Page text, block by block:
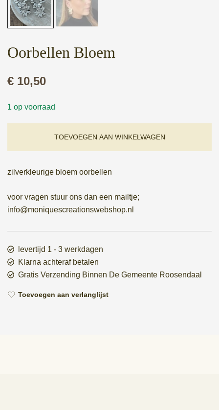
Oorbellen Bloem
€ 10,50
1 op voorraad
TOEVOEGEN AAN WINKELWAGEN
zilverkleurige bloem oorbellen
voor vragen stuur ons dan een mailtje;
info@moniquescreationswebshop.nl
levertijd 1 - 3 werkdagen
Klarna achteraf betalen
Gratis Verzending Binnen De Gemeente Roosendaal
Toevoegen aan verlanglijst